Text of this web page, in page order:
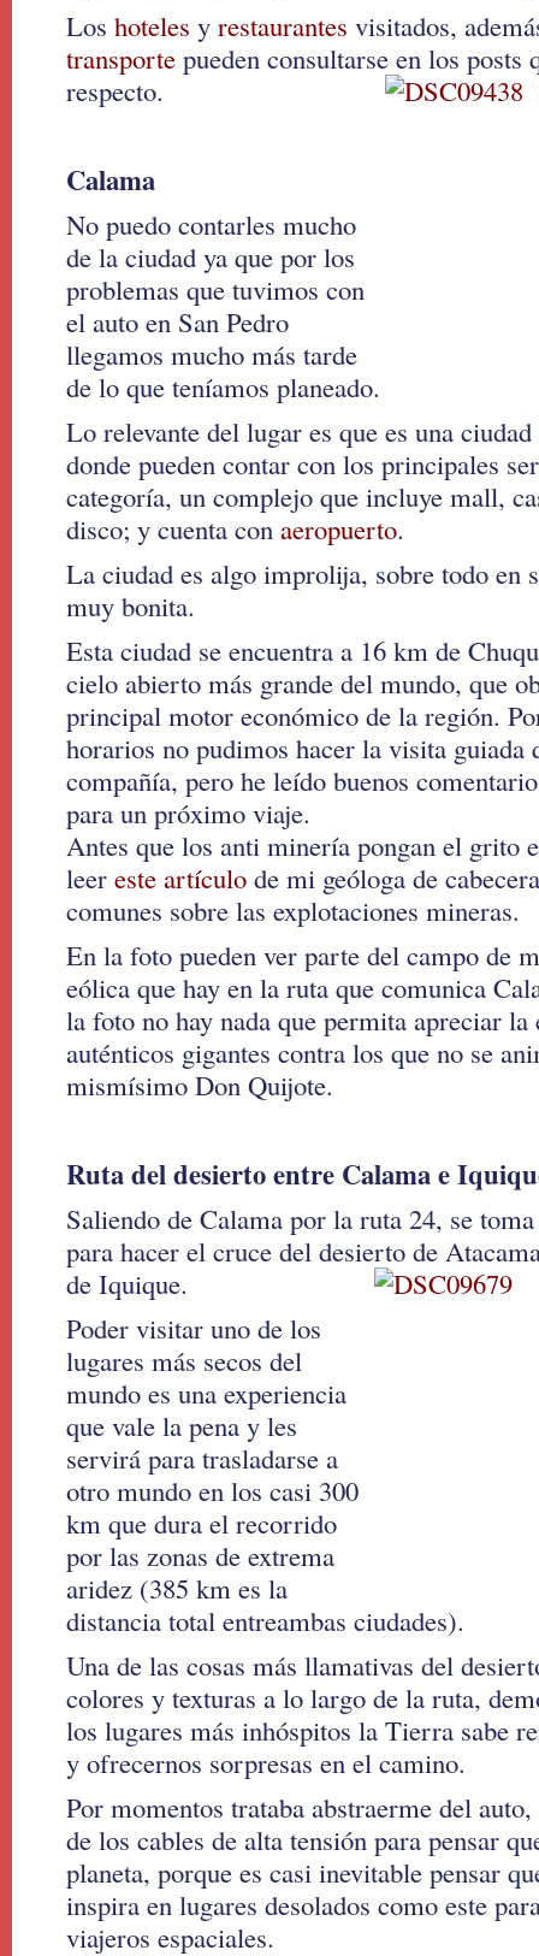
Los hoteles y restaurantes visitados,
transporte pueden consultarse en los posts
respecto.
Calama
No puedo contarles mucho
de la ciudad ya que por los
problemas que tuvimos con
el auto en San Pedro
llegamos mucho más tarde
de lo que teníamos planeado.
Lo relevante del lugar es que es una
donde pueden contar con los principales
categoría, un complejo que incluye mall,
disco; y cuenta con aeropuerto.
La ciudad es algo improlija, sobre todo en
muy bonita.
Esta ciudad se encuentra a 16 km de
cielo abierto más grande del mundo, que
principal motor económico de la región.
horarios no pudimos hacer la visita guiada
compañía, pero he leído buenos
para un próximo viaje.
Antes que los anti minería pongan el grito
leer este artículo de mi geóloga de
comunes sobre las explotaciones mineras.
En la foto pueden ver parte del campo de
eólica que hay en la ruta que comunica
la foto no hay nada que permita apreciar la
auténticos gigantes contra los que no se
mismísimo Don Quijote.
Ruta del desierto entre Calama e
Saliendo de Calama por la ruta 24, se
para hacer el cruce del desierto de
de Iquique.
Poder visitar uno de los
lugares más secos del
mundo es una experiencia
que vale la pena y les
servirá para trasladarse a
otro mundo en los casi 300
km que dura el recorrido
por las zonas de extrema
aridez (385 km es la
distancia total entreambas ciudades).
Una de las cosas más llamativas del
colores y texturas a lo largo de la ruta,
los lugares más inhóspitos la Tierra sabe
y ofrecernos sorpresas en el camino.
Por momentos trataba abstraerme del
de los cables de alta tensión para pensar
planeta, porque es casi inevitable pensar
inspira en lugares desolados como este
viajeros espaciales.